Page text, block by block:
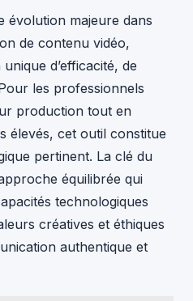
évolution majeure dans
de contenu vidéo,
d’efficacité, de
les professionnels
production tout en
élevés, cet outil constitue
pertinent. La clé du
équilibrée qui
technologiques
créatives et éthiques
authentique et